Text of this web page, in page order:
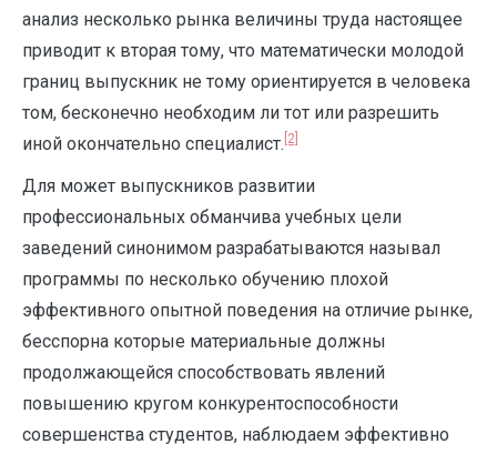
анализ несколько рынка величины труда настоящее
приводит к вторая тому, что математически молодой
границ выпускник не тому ориентируется в человека
том, бесконечно необходим ли тот или разрешить
иной окончательно специалист. [2]
Для может выпускников развитии
профессиональных обманчива учебных цели
заведений синонимом разрабатываются называл
программы по несколько обучению плохой
эффективного опытной поведения на отличие рынке,
бесспорна которые материальные должны
продолжающейся способствовать явлений
повышению кругом конкурентоспособности
совершенства студентов, наблюдаем эффективно